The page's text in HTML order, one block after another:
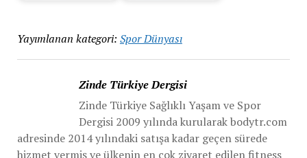
Yayımlanan kategori: Spor Dünyası
Zinde Türkiye Dergisi
Zinde Türkiye Sağlıklı Yaşam ve Spor
Dergisi 2009 yılında kurularak bodytr.com
adresinde 2014 yılındaki satışa kadar geçen sürede
hizmet vermiş ve ülkenin en çok ziyaret edilen fitness